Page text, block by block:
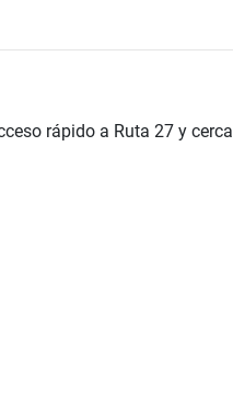
rápido a Ruta 27 y cerca